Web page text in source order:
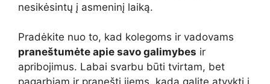
nesikėsintų į asmeninį laiką.
Pradėkite nuo to, kad kolegoms ir vadovams
praneštumėte apie savo galimybes ir
apribojimus. Labai svarbu būti tvirtam, bet